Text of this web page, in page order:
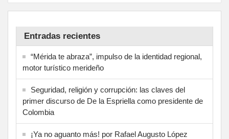
Entradas recientes
“Mérida te abraza”, impulso de la identidad regional,
motor turístico merideño
Seguridad, religión y corrupción: las claves del
primer discurso de De la Espriella como presidente de
Colombia
¡Ya no aguanto más! por Rafael Augusto López